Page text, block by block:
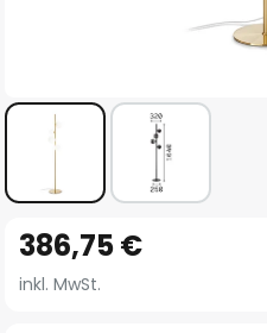
Anfang
der
386,75 €
inkl. MwSt.